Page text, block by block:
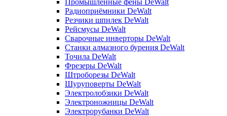
Промышленные фены DeWalt
Радиоприёмники DeWalt
Резчики шпилек DeWalt
Рейсмусы DeWalt
Сварочные инверторы DeWalt
Станки алмазного бурения DeWalt
Точила DeWalt
Фрезеры DeWalt
Штроборезы DeWalt
Шуруповерты DeWalt
Электролобзики DeWalt
Электроножницы DeWalt
Электрорубанки DeWalt